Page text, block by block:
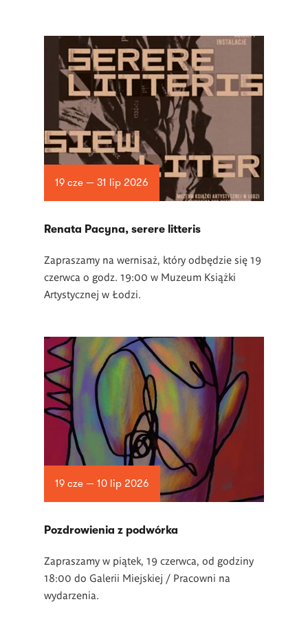
19 cze — 31 lip 2026
Renata Pacyna, serere litteris
Zapraszamy na wernisaż, który odbędzie się 19
czerwca o godz. 19:00 w Muzeum Książki
Artystycznej w Łodzi.
19 cze — 10 lip 2026
Pozdrowienia z podwórka
Zapraszamy w piątek, 19 czerwca, od godziny
18:00 do Galerii Miejskiej / Pracowni na
wydarzenia.